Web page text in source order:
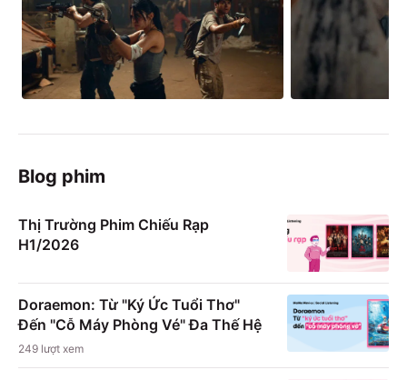
Blog phim
Thị Trường Phim Chiếu Rạp
H1/2026
Doraemon: Từ "Ký Ức Tuổi Thơ"
Đến "Cỗ Máy Phòng Vé" Đa Thế Hệ
249 lượt xem